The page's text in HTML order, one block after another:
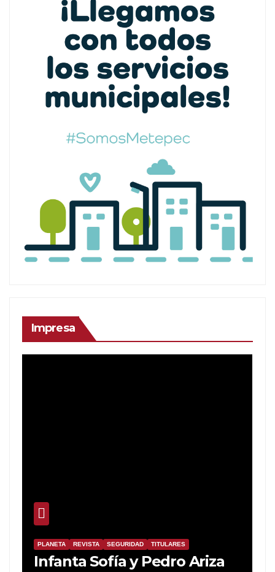
Impresa
PLANETA REVISTA SEGURIDAD TITULARES
Infanta Sofía y Pedro Ariza